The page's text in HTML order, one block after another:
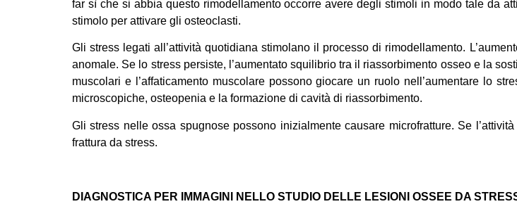
far sì che si abbia questo rimodellamento occorre avere degli stimoli in modo tale da
stimolo per attivare gli osteoclasti.
Gli stress legati all’attività quotidiana stimolano il processo di rimodellamento.
anomale. Se lo stress persiste, l’aumentato squilibrio tra il riassorbimento osseo e la
muscolari e l’affaticamento muscolare possono giocare un ruolo nell’aumentare lo
microscopiche, osteopenia e la formazione di cavità di riassorbimento.
Gli stress nelle ossa spugnose possono inizialmente causare microfratture. Se
frattura da stress.
DIAGNOSTICA PER IMMAGINI NELLO STUDIO DELLE LESIONI OSSEE DA